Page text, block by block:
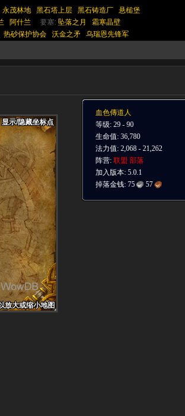
永茂林地 黑石塔上层 黑石铸造厂
悬槌堡
阿什兰 要塞: 坠落之月
霜寒晶壁
热砂保护协会 沃金之矛 乌瑞恩先锋军
放大或缩小地图
放大或缩小地图
放大或缩小地图
放大或缩小地图
放大或缩小地图
放大或缩小地图
放大或缩小地图
放大或缩小地图
放大或缩小地图
显示/隐藏坐标点
显示/隐藏坐标点
显示/隐藏坐标点
显示/隐藏坐标点
显示/隐藏坐标点
显示/隐藏坐标点
显示/隐藏坐标点
显示/隐藏坐标点
显示/隐藏坐标点
血色傳道人
等级: 29 - 90
生命值: 36,780
法力值: 2,068 - 21,262
阵营: 联盟 部落
加入版本: 5.0.1
掉落金钱: 75 57